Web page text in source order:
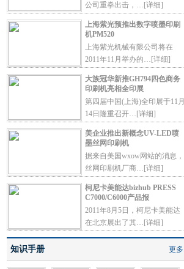
公司重拳出击，… [详细]
上海紫光预推出数字喷墨印刷
机PM520
上海紫光机械有限公司将在
2011年11月举办的… [详细]
大族冠华新推GH794四色商务
印刷机亮相全印展
第四届中国(上海)全印展于11月
14日隆重召开… [详细]
美企业推出新概念UV-LED喷
墨丝网印刷机
据来自美国wxow网站的消息，
丝网印刷机厂商… [详细]
柯尼卡美能达bizhub PRESS
C7000/C6000产品报
2011年8月5日，柯尼卡美能达
在北京展出了其… [详细]
更多
知识手册